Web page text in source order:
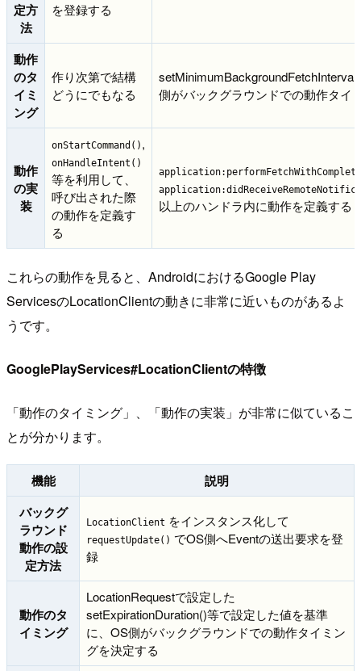
定方
法
を登録する
動作
のタ
イミ
ング
作り次第で結構
どうにでもなる
側がバックグラウンドでの動作タイ
動作
の実
装
onStartCommand() ,
onHandleIntent()
等を利用して、
呼び出された際
の動作を定義す
る
以上のハンドラ内に動作を定義する
これらの動作を見ると、AndroidにおけるGoogle Play
ServicesのLocationClientの動きに非常に近いものがあるよ
うです。
GooglePlayServices#LocationClientの特徴
「動作のタイミング」、「動作の実装」が非常に似ているこ
とが分かります。
機能
説明
バックグ
ラウンド
動作の設
定方法
LocationClient をインスタンス化して
requestUpdate() でOS側へEventの送出要求を登
録
動作のタ
イミング
LocationRequestで設定した
setExpirationDuration()等で設定した値を基準
に、OS側がバックグラウンドでの動作タイミン
グを決定する